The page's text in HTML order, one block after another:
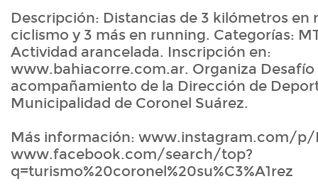
Descripción: Distancias de 3 kilómetros en
ciclismo y 3 más en running. Categorías:
Actividad arancelada. Inscripción en:
www.bahiacorre.com.ar. Organiza Desafío
acompañamiento de la Dirección de
Municipalidad de Coronel Suárez.
Más información: www.instagram.com/
www.facebook.com/search/top?
q=turismo%20coronel%20su%C3%A1rez